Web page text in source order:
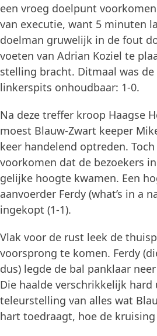
een vroeg doelpunt
van executie, want 5 minuten
doelman gruwelijk in de fout
voeten van Adrian Koziel te
stelling bracht. Ditmaal was de
linkerspits onhoudbaar: 1-0.
Na deze treffer kroop Haagse
moest Blauw-Zwart keeper
keer handelend optreden.
voorkomen dat de bezoekers
gelijke hoogte kwamen. Een
aanvoerder Ferdy (what’s in a
ingekopt (1-1).
Vlak voor de rust leek de
voorsprong te komen. Ferdy
dus) legde de bal panklaar
Die haalde verschrikkelijk
teleurstelling van alles wat
hart toedraagt, hoe de